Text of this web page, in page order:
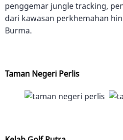
penggemar jungle tracking,
dari kawasan perkhemahan
Burma.
Taman Negeri Perlis